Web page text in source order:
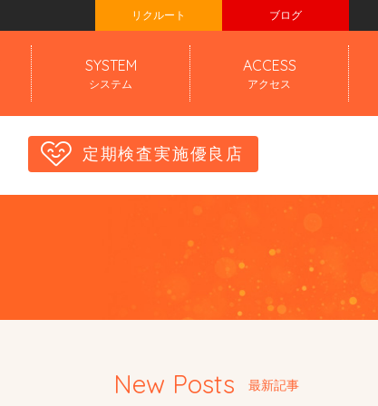
リクルート ブログ
SYSTEM
システム
ACCESS
アクセス
定期検査実施優良店
New Posts 最新記事